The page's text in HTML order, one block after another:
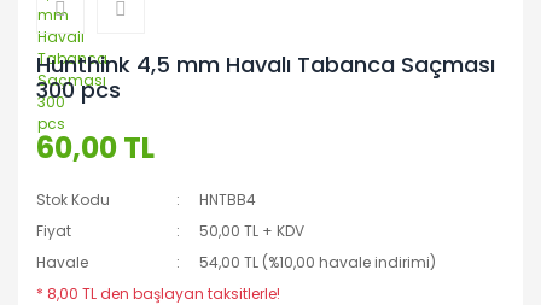
Hunthink 4,5 mm Havalı Tabanca Saçması
300 pcs
60,00 TL
Stok Kodu
HNTBB4
Fiyat
50,00 TL + KDV
Havale
54,00 TL (%10,00 havale indirimi)
* 8,00 TL den başlayan taksitlerle!